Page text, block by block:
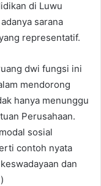
di Luwu
sarana
representatif.
dwi fungsi ini
mendorong
hanya menunggu
Perusahaan.
sosial
contoh nyata
dan